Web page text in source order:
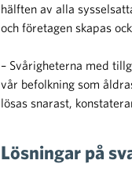
hälften av alla
och företagen skapas
– Svårigheterna med
vår befolkning som
lösas snarast,
Lösningar på